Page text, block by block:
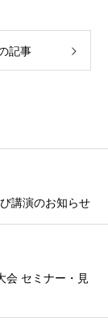
記事
講演のお知らせ
見